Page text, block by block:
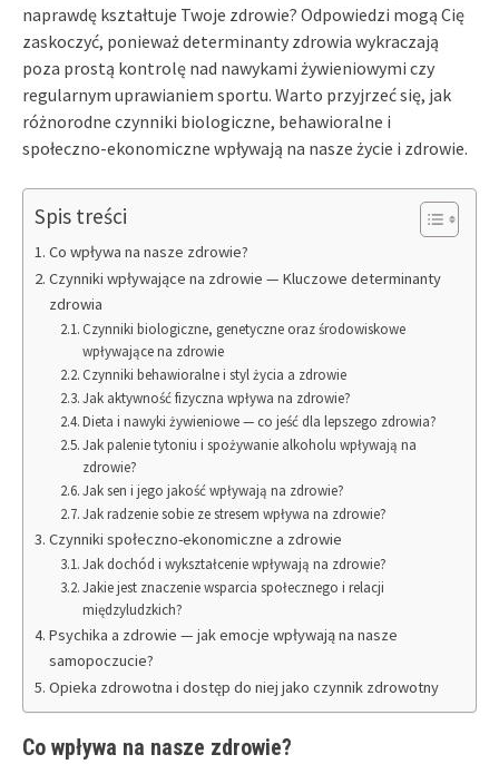
naprawdę kształtuje Twoje zdrowie? Odpowiedzi mogą Cię
zaskoczyć, ponieważ determinanty zdrowia wykraczają
poza prostą kontrolę nad nawykami żywieniowymi czy
regularnym uprawianiem sportu. Warto przyjrzeć się, jak
różnorodne czynniki biologiczne, behawioralne i
społeczno-ekonomiczne wpływają na nasze życie i zdrowie.
Spis treści
Co wpływa na nasze zdrowie?
Czynniki wpływające na zdrowie — Kluczowe determinanty
zdrowia
Czynniki biologiczne, genetyczne oraz środowiskowe
wpływające na zdrowie
Czynniki behawioralne i styl życia a zdrowie
Jak aktywność fizyczna wpływa na zdrowie?
Dieta i nawyki żywieniowe — co jeść dla lepszego zdrowia?
Jak palenie tytoniu i spożywanie alkoholu wpływają na
zdrowie?
Jak sen i jego jakość wpływają na zdrowie?
Jak radzenie sobie ze stresem wpływa na zdrowie?
Czynniki społeczno-ekonomiczne a zdrowie
Jak dochód i wykształcenie wpływają na zdrowie?
Jakie jest znaczenie wsparcia społecznego i relacji
międzyludzkich?
Psychika a zdrowie — jak emocje wpływają na nasze
samopoczucie?
Opieka zdrowotna i dostęp do niej jako czynnik zdrowotny
Co wpływa na nasze zdrowie?